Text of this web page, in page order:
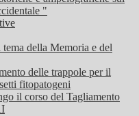
"
della Memoria e del
delle trappole per il
fitopatogeni
il corso del Tagliamento